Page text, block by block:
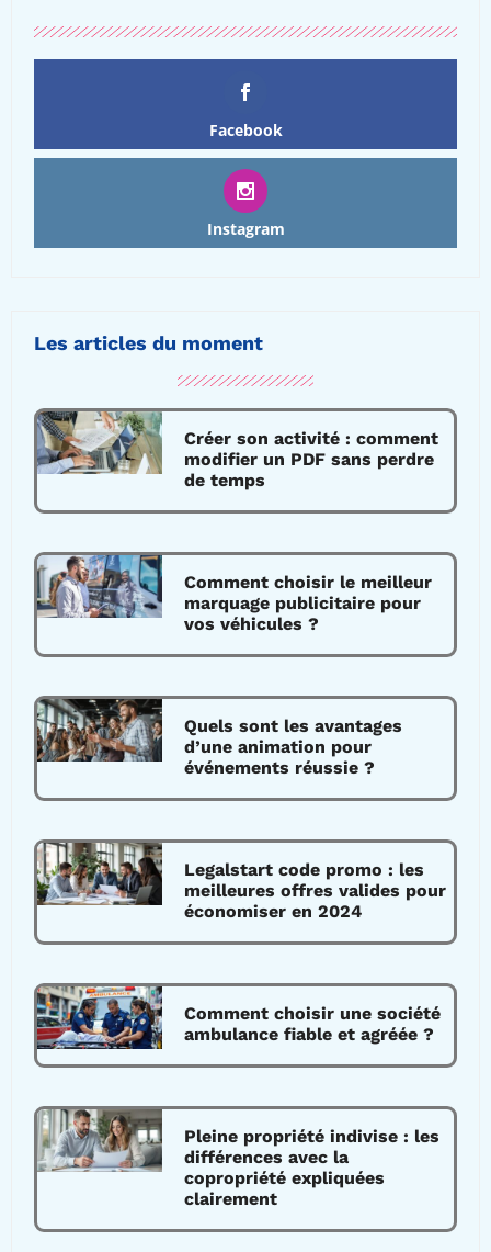
Facebook
Instagram
Les articles du moment
Créer son activité : comment
modifier un PDF sans perdre
de temps
Comment choisir le meilleur
marquage publicitaire pour
vos véhicules ?
Quels sont les avantages
d’une animation pour
événements réussie ?
Legalstart code promo : les
meilleures offres valides pour
économiser en 2024
Comment choisir une société
ambulance fiable et agréée ?
Pleine propriété indivise : les
différences avec la
copropriété expliquées
clairement